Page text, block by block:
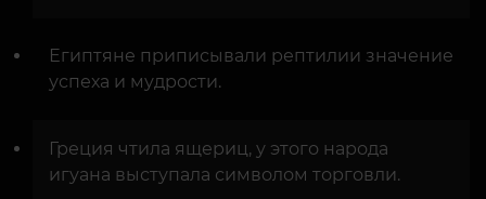
Египтяне приписывали рептилии значение
успеха и мудрости.
Греция чтила ящериц, у этого народа
игуана выступала символом торговли.